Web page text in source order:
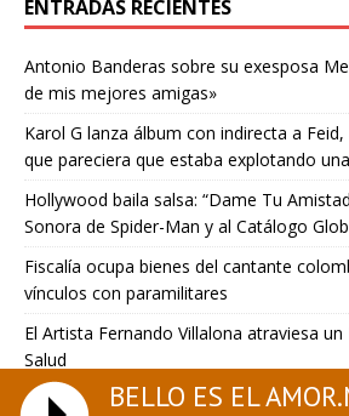
ENTRADAS RECIENTES
Antonio Banderas sobre su exesposa
de mis mejores amigas»
Karol G lanza álbum con indirecta a
que pareciera que estaba explotando
Hollywood baila salsa: “Dame Tu
Sonora de Spider-Man y al Catálogo
Fiscalía ocupa bienes del cantante
vínculos con paramilitares
El Artista Fernando Villalona atraviesa
Salud
BELLO ES EL